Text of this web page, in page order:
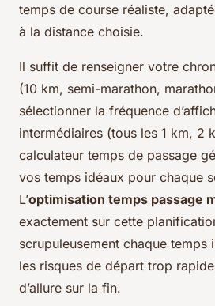
temps de course réaliste,
à la distance choisie.
Il suffit de renseigner votre
(10 km, semi-marathon,
sélectionner la fréquence
intermédiaires (tous les 1 km, 2
calculateur temps de passage
vos temps idéaux pour chaque
L’optimisation temps passage
exactement sur cette
scrupuleusement chaque temps
les risques de départ trop
d’allure sur la fin.